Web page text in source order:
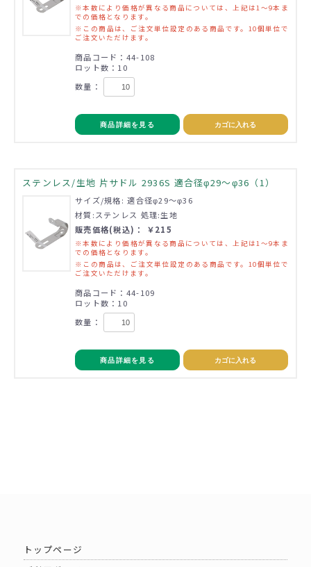
※本数により価格が異なる商品については、上記は1～9本ま
での価格となります。
※この商品は、ご注文単位設定のある商品です。10個単位で
ご注文いただけます。
商品コード：44-108
ロット数：10
数量：
商品詳細を見る カゴに入れる
ステンレス/生地 片サドル 2936S 適合径φ29～φ36（1）
サイズ/規格: 適合径φ29～φ36
材質:ステンレス 処理:生地
販売価格(税込)： ￥215
※本数により価格が異なる商品については、上記は1～9本ま
での価格となります。
※この商品は、ご注文単位設定のある商品です。10個単位で
ご注文いただけます。
商品コード：44-109
ロット数：10
数量：
商品詳細を見る カゴに入れる
トップページ